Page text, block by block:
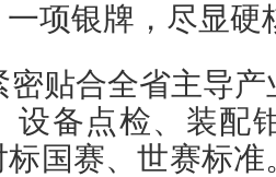
项银牌，尽显硬
密贴合全省主导
设备点检、装配
国赛、世赛标